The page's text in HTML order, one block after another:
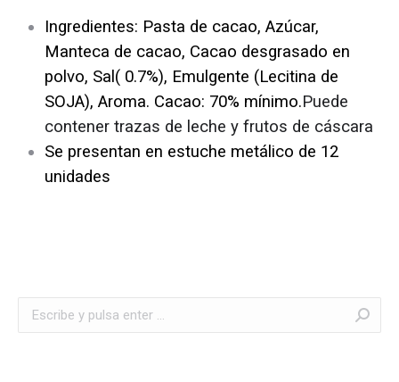
Ingredientes: Pasta de cacao, Azúcar,
Manteca de cacao, Cacao desgrasado en
polvo, Sal( 0.7%), Emulgente (Lecitina de
SOJA), Aroma. Cacao: 70% mínimo.Puede
contener trazas de leche y frutos de cáscara
Se presentan en estuche metálico de 12
unidades